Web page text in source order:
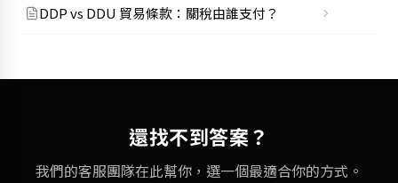
DDP vs DDU 貿易條款：關稅由誰支付？
還找不到答案？
我們的客服團隊在此幫你，選一個最適合你的方式。